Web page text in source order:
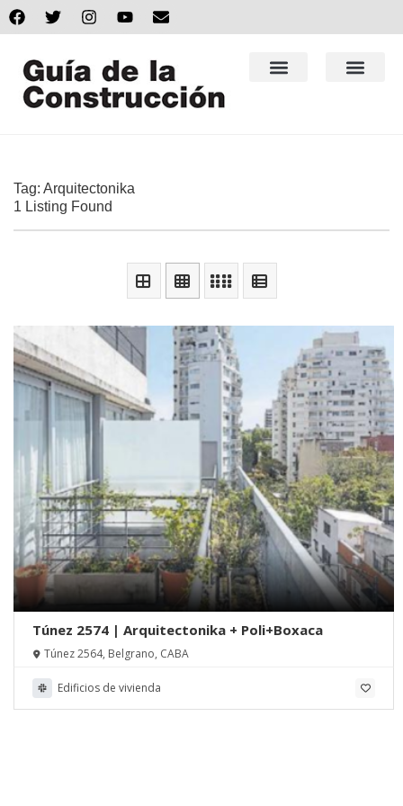
Tag: Arquitectonika
1 Listing Found
Túnez 2574 | Arquitectonika + Poli+Boxaca
Túnez 2564, Belgrano, CABA
Edificios de vivienda